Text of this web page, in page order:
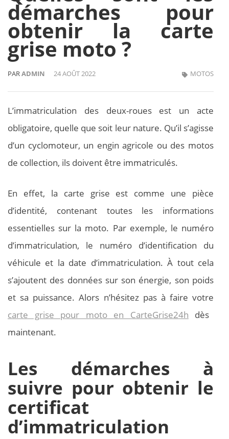
démarches pour
obtenir la carte
grise moto ?
PARADMIN 24 AOÛT 2022 MOTOS
L’immatriculation des deux-roues est un acte
obligatoire, quelle que soit leur nature. Qu’il s’agisse
d’un cyclomoteur, un engin agricole ou des motos
de collection, ils doivent être immatriculés.
En effet, la carte grise est comme une pièce
d’identité, contenant toutes les informations
essentielles sur la moto. Par exemple, le numéro
d’immatriculation, le numéro d’identification du
véhicule et la date d’immatriculation. À tout cela
s’ajoutent des données sur son énergie, son poids
et sa puissance. Alors n’hésitez pas à faire votre
carte grise pour moto en CarteGrise24h dès
maintenant.
Les démarches à
suivre pour obtenir le
certificat
d’immatriculation